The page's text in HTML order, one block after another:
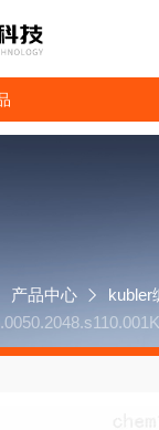
产品中心 kubler